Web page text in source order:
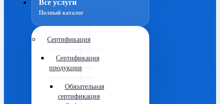
Все услуги
Полный каталог
Сертификация
Сертификация
продукции
Обязательная
сертификация